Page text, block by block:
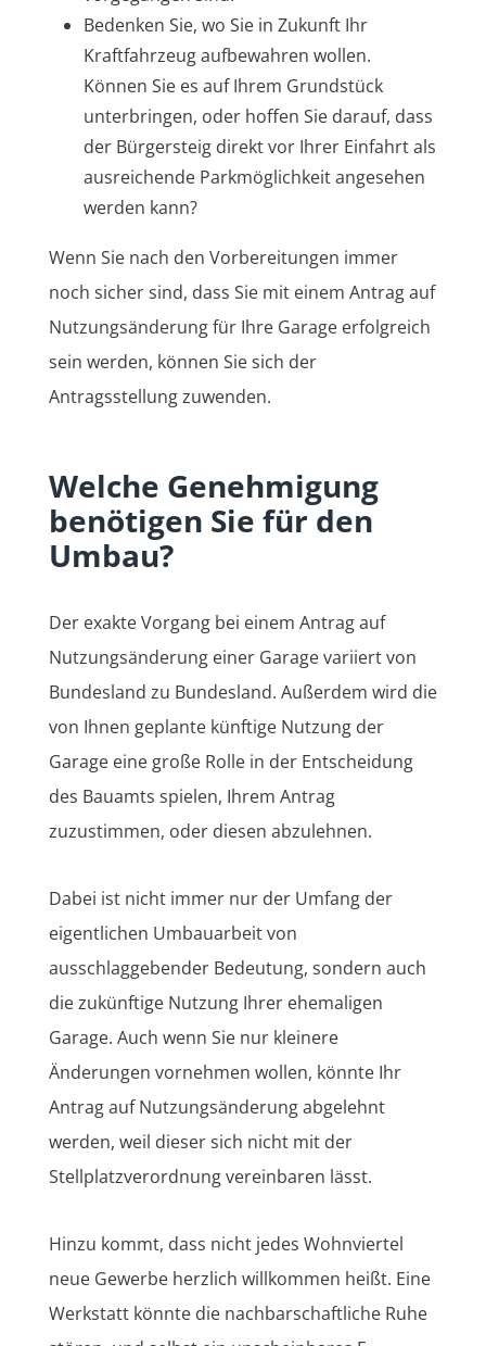
Bedenken Sie, wo Sie in Zukunft Ihr
Kraftfahrzeug aufbewahren wollen.
Können Sie es auf Ihrem Grundstück
unterbringen, oder hoffen Sie darauf, dass
der Bürgersteig direkt vor Ihrer Einfahrt als
ausreichende Parkmöglichkeit angesehen
werden kann?
Wenn Sie nach den Vorbereitungen immer
noch sicher sind, dass Sie mit einem Antrag auf
Nutzungsänderung für Ihre Garage erfolgreich
sein werden, können Sie sich der
Antragsstellung zuwenden.
Welche Genehmigung
benötigen Sie für den
Umbau?
Der exakte Vorgang bei einem Antrag auf
Nutzungsänderung einer Garage variiert von
Bundesland zu Bundesland. Außerdem wird die
von Ihnen geplante künftige Nutzung der
Garage eine große Rolle in der Entscheidung
des Bauamts spielen, Ihrem Antrag
zuzustimmen, oder diesen abzulehnen.
Dabei ist nicht immer nur der Umfang der
eigentlichen Umbauarbeit von
ausschlaggebender Bedeutung, sondern auch
die zukünftige Nutzung Ihrer ehemaligen
Garage. Auch wenn Sie nur kleinere
Änderungen vornehmen wollen, könnte Ihr
Antrag auf Nutzungsänderung abgelehnt
werden, weil dieser sich nicht mit der
Stellplatzverordnung vereinbaren lässt.
Hinzu kommt, dass nicht jedes Wohnviertel
neue Gewerbe herzlich willkommen heißt. Eine
Werkstatt könnte die nachbarschaftliche Ruhe